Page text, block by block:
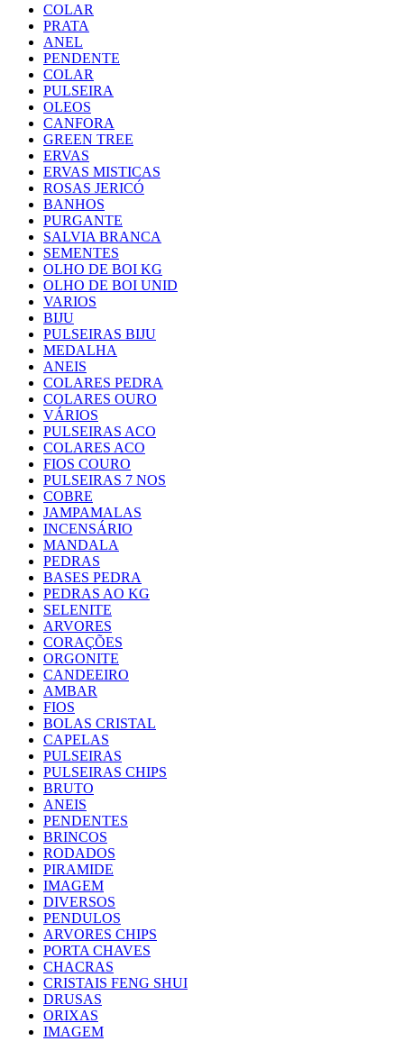
COLAR
PRATA
ANEL
PENDENTE
COLAR
PULSEIRA
OLEOS
CANFORA
GREEN TREE
ERVAS
ERVAS MISTICAS
ROSAS JERICÓ
BANHOS
PURGANTE
SALVIA BRANCA
SEMENTES
OLHO DE BOI KG
OLHO DE BOI UNID
VARIOS
BIJU
PULSEIRAS BIJU
MEDALHA
ANEIS
COLARES PEDRA
COLARES OURO
VÁRIOS
PULSEIRAS ACO
COLARES ACO
FIOS COURO
PULSEIRAS 7 NOS
COBRE
JAMPAMALAS
INCENSÁRIO
MANDALA
PEDRAS
BASES PEDRA
PEDRAS AO KG
SELENITE
ARVORES
CORAÇÕES
ORGONITE
CANDEEIRO
AMBAR
FIOS
BOLAS CRISTAL
CAPELAS
PULSEIRAS
PULSEIRAS CHIPS
BRUTO
ANEIS
PENDENTES
BRINCOS
RODADOS
PIRAMIDE
IMAGEM
DIVERSOS
PENDULOS
ARVORES CHIPS
PORTA CHAVES
CHACRAS
CRISTAIS FENG SHUI
DRUSAS
ORIXAS
IMAGEM